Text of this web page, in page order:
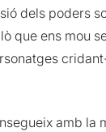
dels poders
que ens mou
amb la